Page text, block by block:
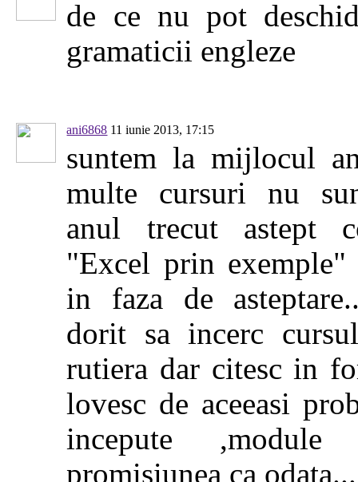
de ce nu pot
gramaticii engleze
ani6868 11 iunie 2013, 17:15
suntem la mijlocul
multe cursuri nu
anul trecut astept
"Excel prin exemple"
in faza de
dorit sa incerc
rutiera dar citesc in
lovesc de aceeasi
incepute
promisiunea ca